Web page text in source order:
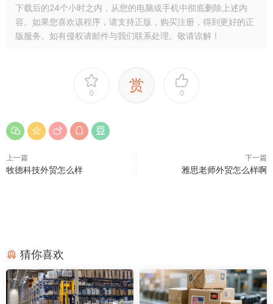
下载后的24个小时之内，从您的电脑或手机中彻底删除上述内
容。如果您喜欢该程序，请支持正版，购买注册，得到更好的正
版服务。如有侵权请邮件与我们联系处理。敬请谅解！
0 赏 0
上一篇
牧德科技外贸怎么样
下一篇
雅思老师外贸怎么样啊
猜你喜欢